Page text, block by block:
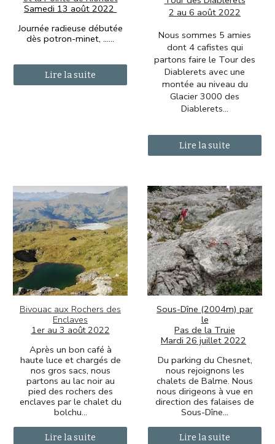
Samedi 13 août 2022
Journée radieuse débutée
dès potron-minet, ......
Lire la suite
2 au 6 août 2022
Nous sommes 5 amies
dont 4 cafistes qui
partons faire le Tour des
Diablerets avec une
montée au niveau du
Glacier 3000 des
Diablerets...
Lire la suite
Bivouac aux Rochers des
Enclaves
1er au 3 août 2022
Après un bon café à
haute luce et chargés de
nos gros sacs, nous
partons au lac noir au
pied des rochers des
enclaves par le chalet du
bolchu...
Lire la suite
Sous-Dîne (2004m) par
le
Pas de la Truie
Mardi 26 juillet 2022
Du parking du Chesnet,
nous rejoignons les
chalets de Balme. Nous
nous dirigeons à vue en
direction des falaises de
Sous-Dîne...
Lire la suite